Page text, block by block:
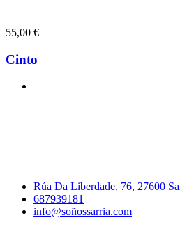
55,00 €
Cinto
Rúa Da Liberdade, 76, 27600
687939181
info@soñossarria.com